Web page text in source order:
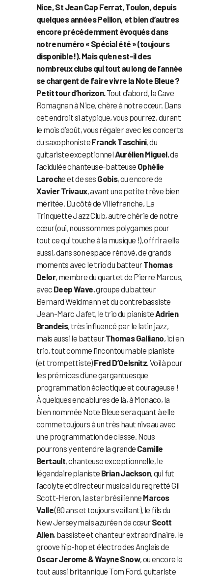
Nice, St Jean Cap Ferrat, Toulon, depuis
quelques années Peillon, et bien d’autres
encore précédemment évoqués dans
notre numéro « Spécial été » (toujours
disponible !). Mais qu’en est-il des
nombreux clubs qui tout au long de l’année
se chargent de faire vivre la Note Bleue ?
Petit tour d’horizon. Tout d’abord, la Cave
Romagnan à Nice, chère à notre cœur. Dans
cet endroit si atypique, vous pourrez, durant
le mois d’août, vous régaler avec les concerts
du saxophonisteFranck Taschini, du
guitariste exceptionnel Aurélien Miguel, de
l’acidulée chanteuse-batteuse Ophélie
Laroche et de ses Gobis, ou encore de
Xavier Trivaux, avant une petite trêve bien
méritée. Du côté de Villefranche, La
Trinquette Jazz Club, autre chérie de notre
cœur (oui, nous sommes polygames pour
tout ce qui touche à la musique !), offrira elle
aussi, dans son espace rénové, de grands
moments avec le trio du batteurThomas
Delor, membre du quartet de Pierre Marcus,
avec Deep Wave, groupe du batteur
Bernard Weidmann et du contrebassiste
Jean-Marc Jafet, le trio du pianiste Adrien
Brandeis, très influencé par le latin jazz,
mais aussi le batteurThomas Galliano, ici en
trio, tout comme l’incontournable pianiste
(et trompettiste)Fred D’Oelsnitz . Voilà pour
les prémices d’une gargantuesque
programmation éclectique et courageuse !
À quelques encablures de là, à Monaco, la
bien nommée Note Bleue sera quant à elle
comme toujours à un très haut niveau avec
une programmation de classe. Nous
pourrons y entendre la grande Camille
Bertault, chanteuse exceptionnelle, le
légendaire pianiste Brian Jackson, qui fut
l’acolyte et directeur musical du regretté Gil
Scott-Heron, la star brésilienne Marcos
Valle(80 ans et toujours vaillant), le fils du
New Jersey mais azuréen de cœurScott
Allen, bassiste et chanteur extraordinaire, le
groove hip-hop et électro des Anglais de
Oscar Jerome & Wayne Snow, ou encore le
tout aussi britannique Tom Ford, guitariste